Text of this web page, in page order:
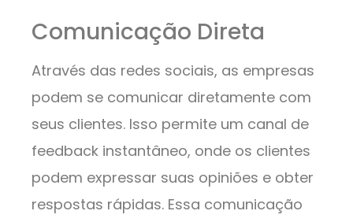
Comunicação Direta
Através das redes sociais, as empresas
podem se comunicar diretamente com
seus clientes. Isso permite um canal de
feedback instantâneo, onde os clientes
podem expressar suas opiniões e obter
respostas rápidas. Essa comunicação